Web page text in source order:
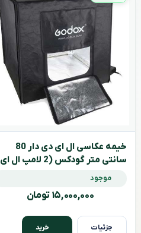
خیمه عکاسی ال ای دی دار 80
سانتی متر گودکس (2 لامپ ال ای
موجود
۱۵,۰۰۰,۰۰۰ تومان
جزئیات خرید